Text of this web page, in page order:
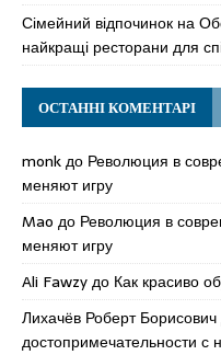
Сімейний відпочинок на
найкращі ресторани для
ОСТАННІ КОМЕНТАРІ
monkдо Революция в
меняют игру
Mao до Революция в
меняют игру
Ali Fawzyдо Как красиво
Лихачёв Роберт Борисович
достопримечательности с